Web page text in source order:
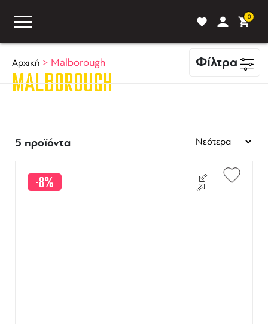
0
Αρχική > Malborough Φίλτρα
MALBOROUGH
5 προϊόντα
-8%